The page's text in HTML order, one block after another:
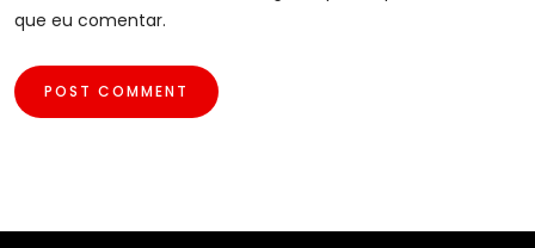
que eu comentar.